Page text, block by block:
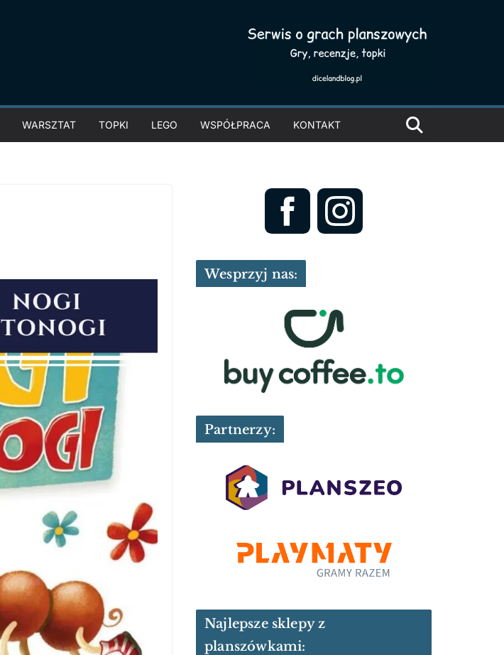
WARSZTAT TOPKI LEGO WSPÓŁPRACA KONTAKT
Wesprzyj nas:
Partnerzy:
Najlepsze sklepy z
planszówkami: